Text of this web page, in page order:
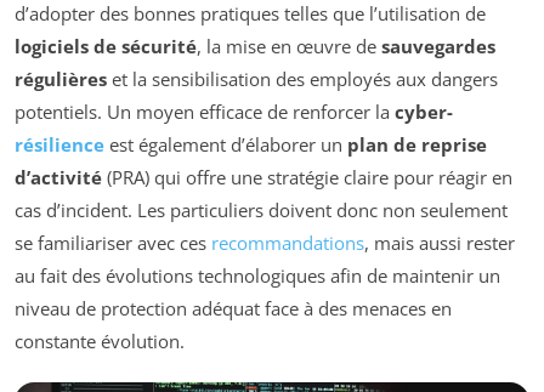
d’adopter des bonnes pratiques telles que l’utilisation de
logiciels de sécurité, la mise en œuvre de sauvegardes
régulières et la sensibilisation des employés aux dangers
potentiels. Un moyen efficace de renforcer la cyber-
résilience est également d’élaborer un plan de reprise
d’activité (PRA) qui offre une stratégie claire pour réagir en
cas d’incident. Les particuliers doivent donc non seulement
se familiariser avec ces recommandations, mais aussi rester
au fait des évolutions technologiques afin de maintenir un
niveau de protection adéquat face à des menaces en
constante évolution.